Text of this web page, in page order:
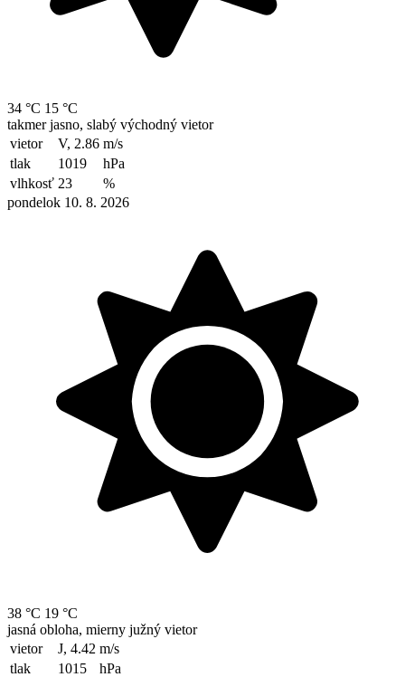
34 °C 15 °C
takmer jasno, slabý východný vietor
vietor
V, 2.86 m/s
tlak
1019
hPa
vlhkosť 23
%
pondelok 10. 8. 2026
38 °C 19 °C
jasná obloha, mierny južný vietor
vietor
J, 4.42 m/s
tlak
1015
hPa